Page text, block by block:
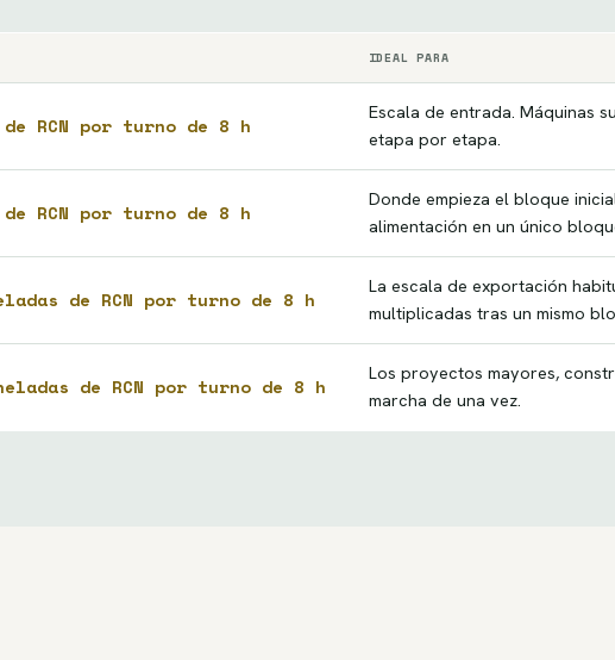
IDEAL PARA
RCN por turno de 8 h
Escala de entrada. Máquinas
etapa por etapa.
RCN por turno de 8 h
Donde empieza el bloque
alimentación en un único
de RCN por turno de 8 h
La escala de exportación
multiplicadas tras un mismo
de RCN por turno de 8 h
Los proyectos mayores,
marcha de una vez.